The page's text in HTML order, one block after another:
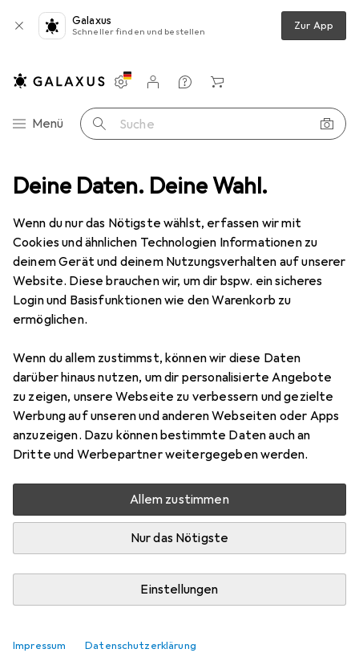
Deine Daten. Deine Wahl.
Wenn du nur das Nötigste wählst, erfassen wir mit
Cookies und ähnlichen Technologien Informationen zu
deinem Gerät und deinem Nutzungsverhalten auf unserer
Website. Diese brauchen wir, um dir bspw. ein sicheres
Login und Basisfunktionen wie den Warenkorb zu
ermöglichen.
Wenn du allem zustimmst, können wir diese Daten
darüber hinaus nutzen, um dir personalisierte Angebote
zu zeigen, unsere Webseite zu verbessern und gezielte
Werbung auf unseren und anderen Webseiten oder Apps
anzuzeigen. Dazu können bestimmte Daten auch an
Dritte und Werbepartner weitergegeben werden.
Allem zustimmen
Nur das Nötigste
Einstellungen
Impressum Datenschutzerklärung
Galaxus
Schneller finden und bestellen Zur App
Navigation nach Kategorien
Menü Suche
Einstellungen
Kundenkonto
Vergleichslisten
Merklisten
Warenkorb
Eiskratzer + Scheibenenteiser Nigrin Eiskratzer mit Schneebesen
10 Bilder
Nigrin Eiskratzer mit Schneebesen
EUR
23,61
226
Bewertungen
Benachrichtigen, wenn schneller verfügbar
Lieferort angeben für genaue Lieferzeit
In den Warenkorb